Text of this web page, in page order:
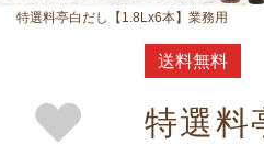
特選料亭白だし【1.8Lx6本】業務用
送料無料
特選料